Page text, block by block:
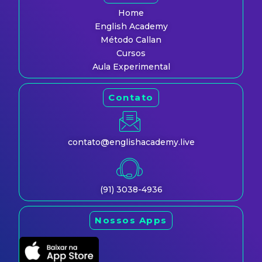
Home
English Academy
Método Callan
Cursos
Aula Experimental
Contato
contato@englishacademy.live
(91) 3038-4936
Nossos Apps